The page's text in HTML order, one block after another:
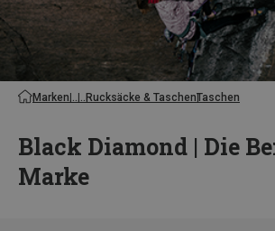
Marken Rucksäcke & TaschenTaschen
Black Diamond | Die
Marke